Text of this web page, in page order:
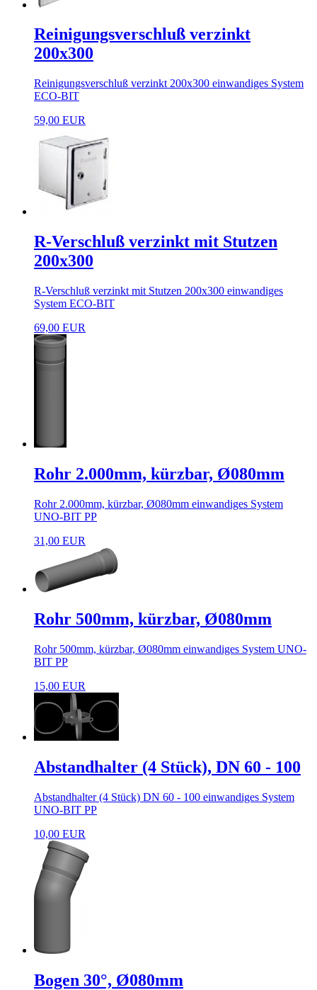
Reinigungsverschluß verzinkt
200x300
Reinigungsverschluß verzinkt 200x300 einwandiges System
ECO-BIT
59,00 EUR
R-Verschluß verzinkt mit Stutzen
200x300
R-Verschluß verzinkt mit Stutzen 200x300 einwandiges
System ECO-BIT
69,00 EUR
Rohr 2.000mm, kürzbar, Ø080mm
Rohr 2.000mm, kürzbar, Ø080mm einwandiges System
UNO-BIT PP
31,00 EUR
Rohr 500mm, kürzbar, Ø080mm
Rohr 500mm, kürzbar, Ø080mm einwandiges System UNO-
BIT PP
15,00 EUR
Abstandhalter (4 Stück), DN 60 - 100
Abstandhalter (4 Stück) DN 60 - 100 einwandiges System
UNO-BIT PP
10,00 EUR
Bogen 30°, Ø080mm